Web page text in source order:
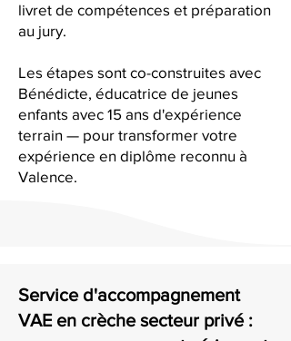
livret de compétences et préparation
au jury.
Les étapes sont co-construites avec
Bénédicte, éducatrice de jeunes
enfants avec 15 ans d'expérience
terrain — pour transformer votre
expérience en diplôme reconnu à
Valence.
Service d'accompagnement
VAE en crèche secteur privé :